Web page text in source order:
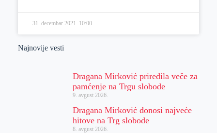
31. decembar 2021. 10:00
Najnovije vesti
Dragana Mirković priredila veče za
pamćenje na Trgu slobode
9. avgust 2026.
Dragana Mirković donosi najveće
hitove na Trg slobode
8. avgust 2026.